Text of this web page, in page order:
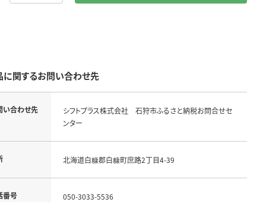
に関するお問い合わせ先
い合わせ先
シフトプラス株式会社 石狩市ふるさと納税お問合せセ
ンター
北海道白糠郡白糠町庶路2丁目4-39
番号 050-3033-5536